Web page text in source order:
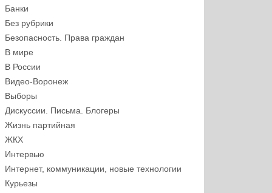
Банки
Без рубрики
Безопасность. Права граждан
В мире
В России
Видео-Воронеж
Выборы
Дискуссии. Письма. Блогеры
Жизнь партийная
ЖКХ
Интервью
Интернет, коммуникации, новые технологии
Курьезы